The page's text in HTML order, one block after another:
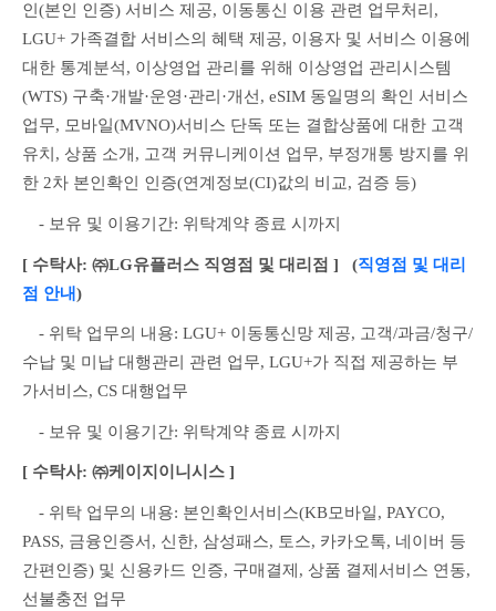
인(본인 인증) 서비스 제공, 이동통신 이용 관련 업무처리,
LGU+ 가족결합 서비스의 혜택 제공, 이용자 및 서비스 이용에
대한 통계분석, 이상영업 관리를 위해 이상영업 관리시스템
(WTS) 구축·개발·운영·관리·개선, eSIM 동일명의 확인 서비스
업무, 모바일(MVNO)서비스 단독 또는 결합상품에 대한 고객
유치, 상품 소개, 고객 커뮤니케이션 업무, 부정개통 방지를 위
한 2차 본인확인 인증(연계정보(CI)값의 비교, 검증 등)
- 보유 및 이용기간: 위탁계약 종료 시까지
[ 수탁사: ㈜LG유플러스 직영점 및 대리점 ]
   (
직영점 및 대리
점 안내)
- 위탁 업무의 내용: LGU+ 이동통신망 제공, 고객/과금/청구/
수납 및 미납 대행관리 관련 업무, LGU+가 직접 제공하는 부
가서비스, CS 대행업무
- 보유 및 이용기간: 위탁계약 종료 시까지
[ 수탁사: ㈜케이지이니시스 ]
- 위탁 업무의 내용: 본인확인서비스(KB모바일, PAYCO,
PASS, 금융인증서, 신한, 삼성패스, 토스, 카카오톡, 네이버 등
간편인증) 및 신용카드 인증, 구매결제, 상품 결제서비스 연동,
선불충전 업무